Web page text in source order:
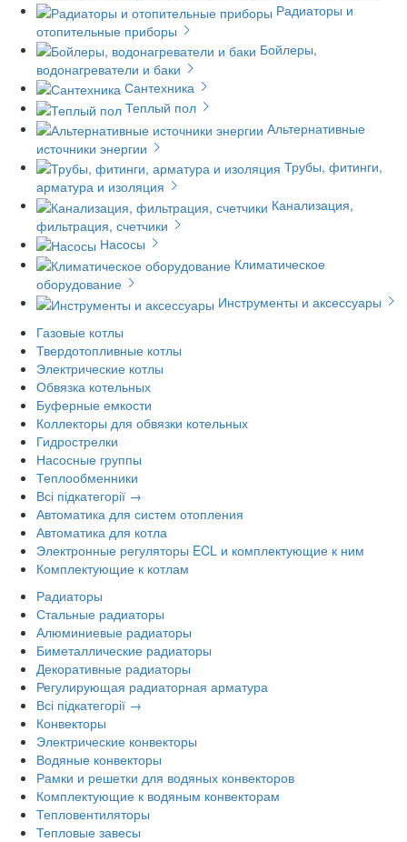
Радиаторы и
отопительные приборы
Бойлеры,
водонагреватели и баки
Сантехника
Теплый пол
Альтернативные
источники энергии
Трубы, фитинги,
арматура и изоляция
Канализация,
фильтрация, счетчики
Насосы
Климатическое
оборудование
Инструменты и аксессуары
Газовые котлы
Твердотопливные котлы
Электрические котлы
Обвязка котельных
Буферные емкости
Коллекторы для обвязки котельных
Гидрострелки
Насосные группы
Теплообменники
Всі підкатегорії →
Автоматика для систем отопления
Автоматика для котла
Электронные регуляторы ECL и комплектующие к ним
Комплектующие к котлам
Радиаторы
Стальные радиаторы
Алюминиевые радиаторы
Биметаллические радиаторы
Декоративные радиаторы
Регулирующая радиаторная арматура
Всі підкатегорії →
Конвекторы
Электрические конвекторы
Водяные конвекторы
Рамки и решетки для водяных конвекторов
Комплектующие к водяным конвекторам
Тепловентиляторы
Тепловые завесы